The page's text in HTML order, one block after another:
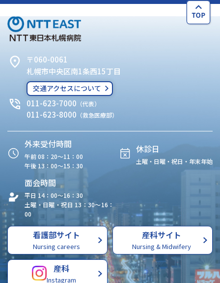
〒060-0061
札幌市中央区南1条西15丁目
交通アクセスについて
011-623-7000 （代表）
011-623-8000 （救急医療部）
外来受付時間
午前 08：20〜11：00
午後 13：00〜15：30
休診日
土曜・日曜・祝日・年末年始
面会時間
平日 14：00〜16：30
土曜・日曜・祝日 13：30〜16：
00
看護部サイト
Nursing careers
産科サイト
Nursing & Midwifery
産科
Instagram